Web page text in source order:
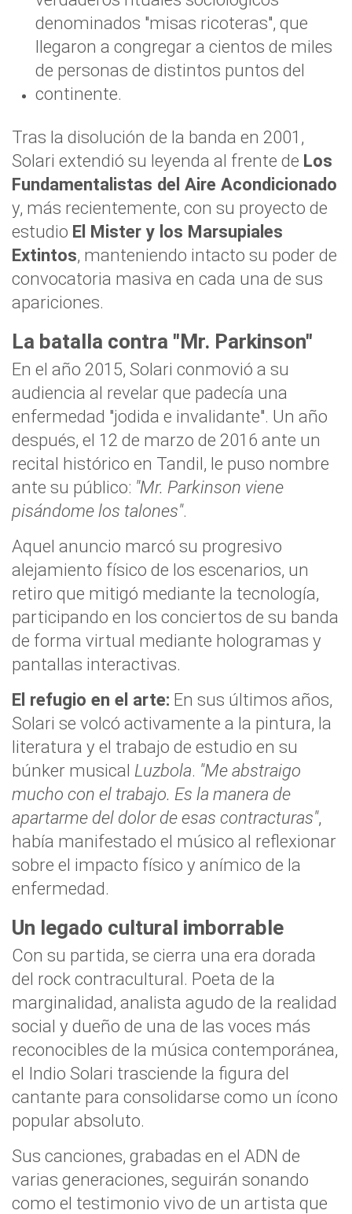
denominados "misas ricoteras", que
llegaron a congregar a cientos de miles
de personas de distintos puntos del
continente.
Tras la disolución de la banda en 2001,
Solari extendió su leyenda al frente de Los
Fundamentalistas del Aire Acondicionado
y, más recientemente, con su proyecto de
estudio El Mister y los Marsupiales
Extintos, manteniendo intacto su poder de
convocatoria masiva en cada una de sus
apariciones.
La batalla contra "Mr. Parkinson"
En el año 2015, Solari conmovió a su
audiencia al revelar que padecía una
enfermedad "jodida e invalidante". Un año
después, el 12 de marzo de 2016 ante un
recital histórico en Tandil, le puso nombre
ante su público: "Mr. Parkinson viene
pisándome los talones".
Aquel anuncio marcó su progresivo
alejamiento físico de los escenarios, un
retiro que mitigó mediante la tecnología,
participando en los conciertos de su banda
de forma virtual mediante hologramas y
pantallas interactivas.
El refugio en el arte: En sus últimos años,
Solari se volcó activamente a la pintura, la
literatura y el trabajo de estudio en su
búnker musical Luzbola. "Me abstraigo
mucho con el trabajo. Es la manera de
apartarme del dolor de esas contracturas",
había manifestado el músico al reflexionar
sobre el impacto físico y anímico de la
enfermedad.
Un legado cultural imborrable
Con su partida, se cierra una era dorada
del rock contracultural. Poeta de la
marginalidad, analista agudo de la realidad
social y dueño de una de las voces más
reconocibles de la música contemporánea,
el Indio Solari trasciende la figura del
cantante para consolidarse como un ícono
popular absoluto.
Sus canciones, grabadas en el ADN de
varias generaciones, seguirán sonando
como el testimonio vivo de un artista que